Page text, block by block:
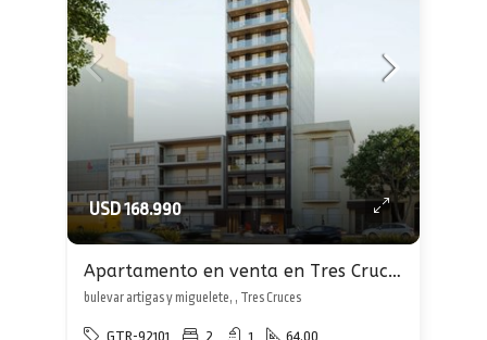
USD 168.990
Apartamento en venta en Tres Cruces
bulevar artigas y miguelete, , Tres Cruces
GTR-92101 2 1 64.00